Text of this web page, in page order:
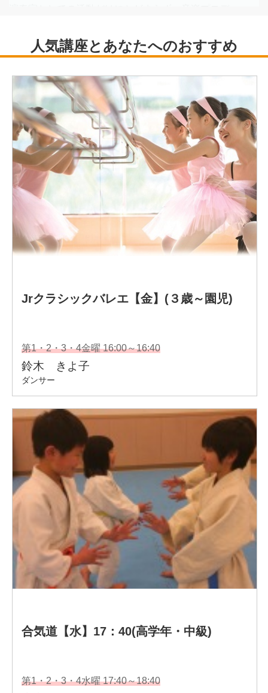
どものリズム教育や講演会なども行っている。